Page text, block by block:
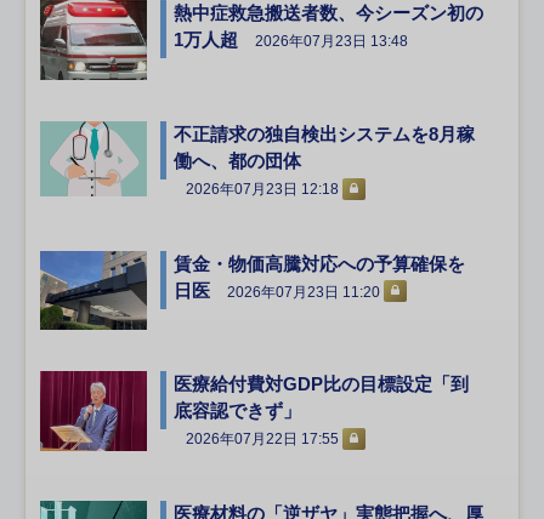
熱中症救急搬送者数、今シーズン初の
1万人超
2026年07月23日 13:48
不正請求の独自検出システムを8月稼
働へ、都の団体
2026年07月23日 12:18
賃金・物価高騰対応への予算確保を
日医
2026年07月23日 11:20
医療給付費対GDP比の目標設定「到
底容認できず」
2026年07月22日 17:55
医療材料の「逆ザヤ」実態把握へ、厚